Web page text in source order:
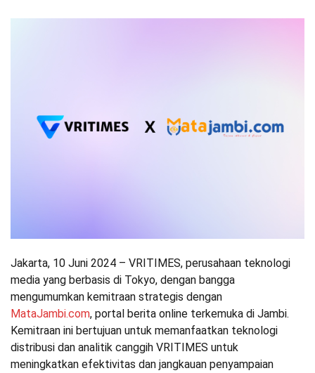
Jakarta, 10 Juni 2024 – VRITIMES, perusahaan teknologi
media yang berbasis di Tokyo, dengan bangga
mengumumkan kemitraan strategis dengan
MataJambi.com, portal berita online terkemuka di Jambi.
Kemitraan ini bertujuan untuk memanfaatkan teknologi
distribusi dan analitik canggih VRITIMES untuk
meningkatkan efektivitas dan jangkauan penyampaian